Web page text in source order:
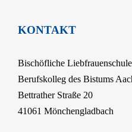
KONTAKT
Bischöfliche Liebfrauenschule
Berufskolleg des Bistums
Bettrather Straße 20
41061 Mönchengladbach